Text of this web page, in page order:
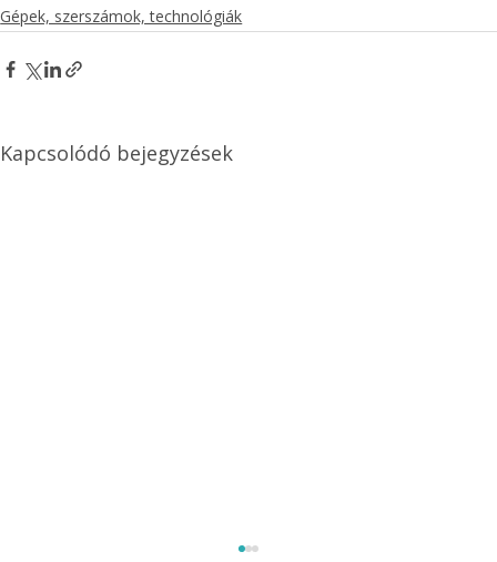
Gépek, szerszámok, technológiák
Kapcsolódó bejegyzések